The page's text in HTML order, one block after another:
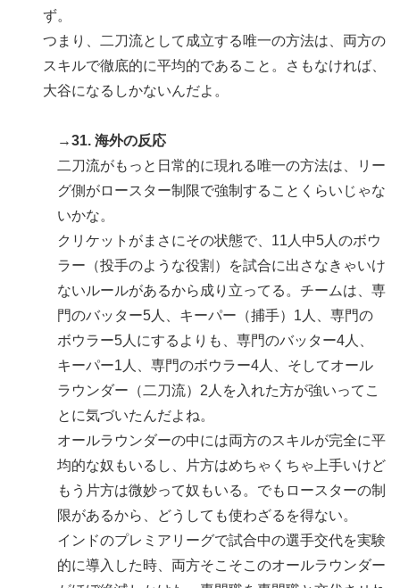
ず。
つまり、二刀流として成立する唯一の方法は、両方の
スキルで徹底的に平均的であること。さもなければ、
大谷になるしかないんだよ。
→31. 海外の反応
二刀流がもっと日常的に現れる唯一の方法は、リー
グ側がロースター制限で強制することくらいじゃな
いかな。
クリケットがまさにその状態で、11人中5人のボウ
ラー（投手のような役割）を試合に出さなきゃいけ
ないルールがあるから成り立ってる。チームは、専
門のバッター5人、キーパー（捕手）1人、専門の
ボウラー5人にするよりも、専門のバッター4人、
キーパー1人、専門のボウラー4人、そしてオール
ラウンダー（二刀流）2人を入れた方が強いってこ
とに気づいたんだよね。
オールラウンダーの中には両方のスキルが完全に平
均的な奴もいるし、片方はめちゃくちゃ上手いけど
もう片方は微妙って奴もいる。でもロースターの制
限があるから、どうしても使わざるを得ない。
インドのプレミアリーグで試合中の選手交代を実験
的に導入した時、両方そこそこのオールラウンダー